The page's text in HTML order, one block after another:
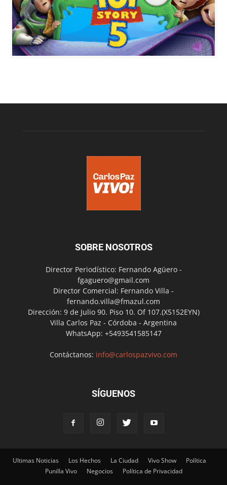
SOBRE NOSOTROS
Director Periodístico: Fernando Agüero -
fgaguero@gmail.com
Director Comercial: Fernando Villa -
fernando.villa@fmazul.com
Dirección: 9 de Julio 90. Piso 10. Of 107.(X5152EYN)
Villa Carlos Paz - Córdoba - Argentina
WhatsApp: +5493541585147
Contáctanos: info@carlospazvivo.com
SÍGUENOS
Ultimas Noticias Los Hechos La Ciudad Vivo Show
Política
Punilla Vivo
Negocios Política de Privacidad